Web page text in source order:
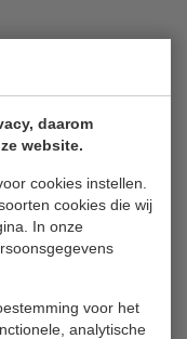
daarom
website.
cookies instellen.
cookies die wij
In onze
voor het
analytische
3.6 cm